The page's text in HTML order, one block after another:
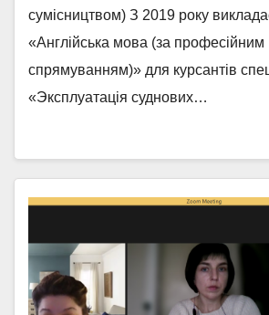
сумісництвом) З 2019 року
«Англійська мова (за професійним
спрямуванням)» для курсантів
«Эксплуатація суднових…